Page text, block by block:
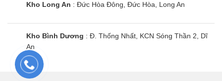
Kho Long An : Đức Hòa Đông, Đức Hòa, Long An
Kho Bình Dương : Đ. Thống Nhất, KCN Sóng Thần 2, Dĩ
An